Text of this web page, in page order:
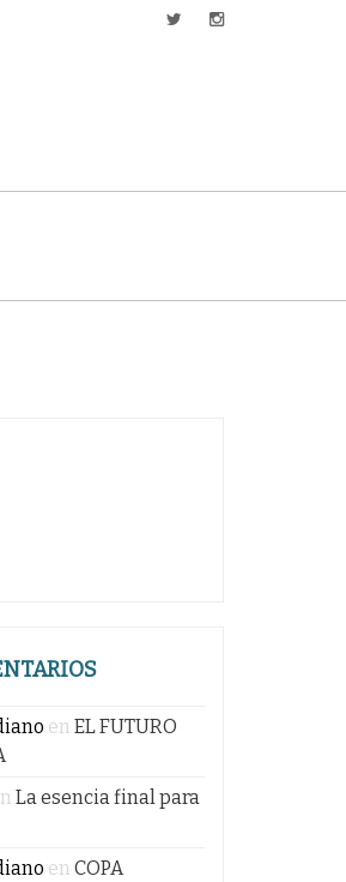
en EL FUTURO
La esencia final para
en COPA